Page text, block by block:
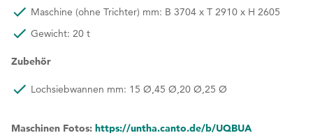
Maschine (ohne Trichter) mm: B 3704 x T 2910 x H 2605
Gewicht: 20 t
Zubehör
Lochsiebwannen mm: 15 Ø,45 Ø,20 Ø,25 Ø
Maschinen Fotos: https://untha.canto.de/b/UQBUA